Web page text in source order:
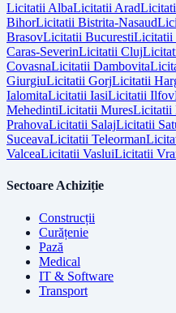
Licitatii AlbaLicitatii Arad
BihorLicitatii Bistrita-Nasaud
BrasovLicitatii BucurestiLicitatii
Caras-SeverinLicitatii Cluj
CovasnaLicitatii Dambovita
GiurgiuLicitatii GorjLicitatii
IalomitaLicitatii IasiLicitatii Ilfov
MehedintiLicitatii MuresLicitatii
PrahovaLicitatii SalajLicitatii
SuceavaLicitatii Teleorman
ValceaLicitatii VasluiLicitatii
Sectoare Achiziție
Construcții
Curățenie
Pază
Medical
IT & Software
Transport